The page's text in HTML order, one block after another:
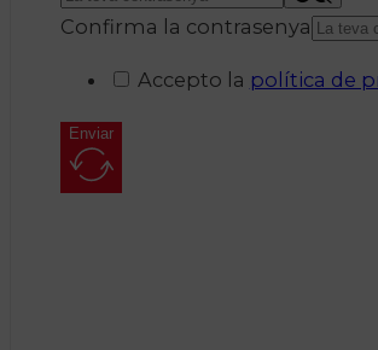
Confirma la contrasenya
Accepto la política de
Enviar